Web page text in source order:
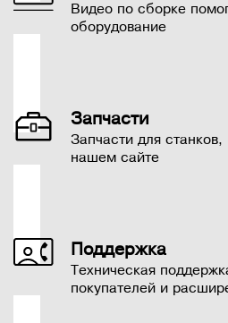
Видео по сборке
оборудование
Запчасти
Запчасти для
нашем сайте
Поддержка
Техническая
покупателей и